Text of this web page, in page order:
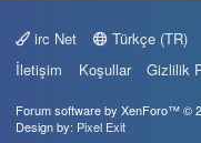
irc Net
Türkçe (TR)
İletişim
Koşullar Gizlilik
Forum software by XenForo™©
Design by: Pixel Exit